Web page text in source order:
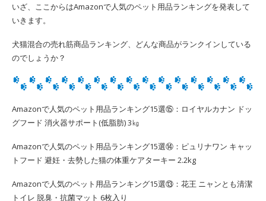
いざ、ここからはAmazonで人気のペット用品ランキングを発表して
いきます。
犬猫混合の売れ筋商品ランキング、どんな商品がランクインしている
のでしょうか？
Amazonで人気のペット用品ランキング15選⑮：ロイヤルカナン ドッ
グフード 消火器サポート(低脂肪) 3㎏
Amazonで人気のペット用品ランキング15選⑭：ピュリナワン キャッ
トフード 避妊・去勢した猫の体重ケアターキー 2.2kg
Amazonで人気のペット用品ランキング15選⑬：花王 ニャンとも清潔
トイレ 脱臭・抗菌マット 6枚入り